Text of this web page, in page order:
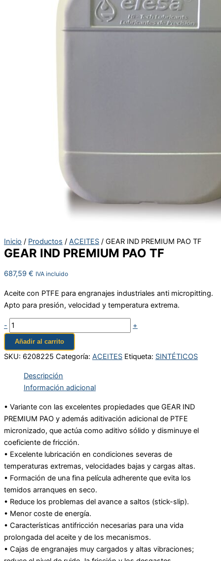
Inicio / Productos / ACEITES / GEAR IND PREMIUM PAO TF
GEAR IND PREMIUM PAO TF
687,59 € IVA incluido
Aceite con PTFE para engranajes industriales anti micropitting.
Apto para presión, velocidad y temperatura extrema.
- +
Añadir al carrito
SKU: 6208225 Categoría: ACEITES Etiqueta: SINTÉTICOS
Descripción
Información adicional
• Variante con las excelentes propiedades que GEAR IND
PREMIUM PAO y además aditivación adicional de PTFE
micronizado, que actúa como aditivo sólido y disminuye el
coeficiente de fricción.
• Excelente lubricación en condiciones severas de
temperaturas extremas, velocidades bajas y cargas altas.
• Formación de una fina película adherente que evita los
temidos arranques en seco.
• Reduce los problemas del avance a saltos (stick-slip).
• Menor coste de energía.
• Características antifricción necesarias para una vida
prolongada del aceite y de los mecanismos.
• Cajas de engranajes muy cargados y altas vibraciones;